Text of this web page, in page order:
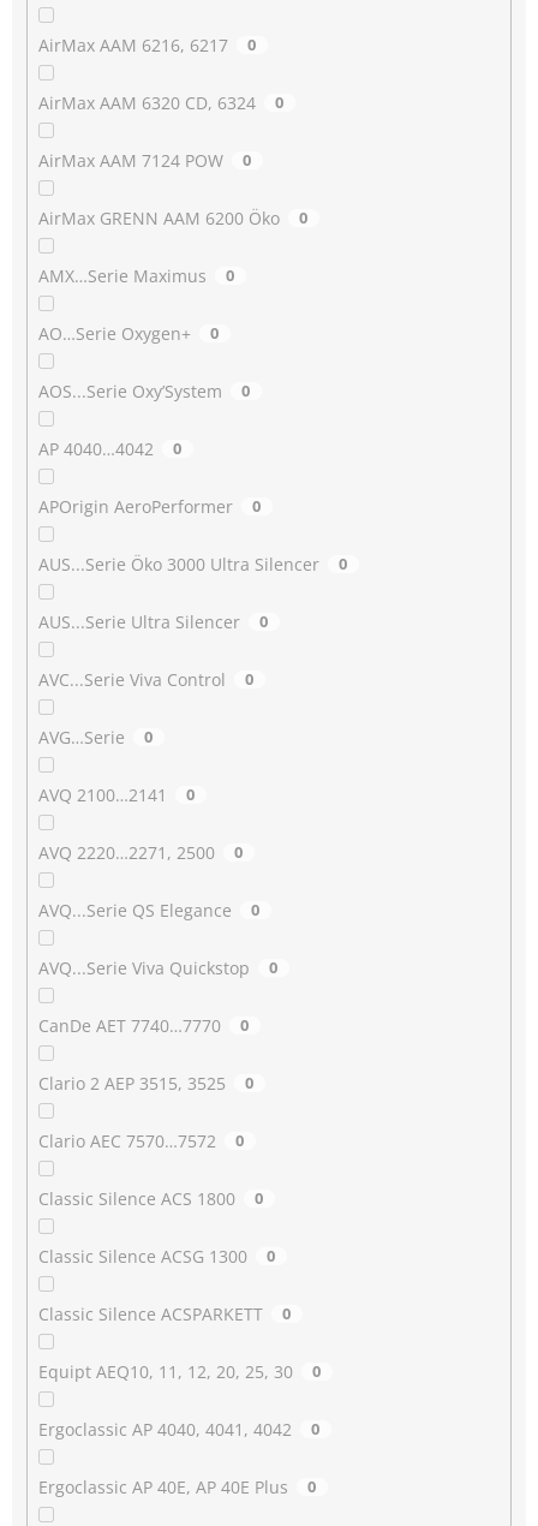
AirMax AAM 6216, 6217 0
AirMax AAM 6320 CD, 6324 0
AirMax AAM 7124 POW 0
AirMax GRENN AAM 6200 Öko 0
AMX…Serie Maximus 0
AO…Serie Oxygen+ 0
AOS...Serie Oxy’System 0
AP 4040…4042 0
APOrigin AeroPerformer 0
AUS...Serie Öko 3000 Ultra Silencer 0
AUS...Serie Ultra Silencer 0
AVC...Serie Viva Control 0
AVG…Serie 0
AVQ 2100…2141 0
AVQ 2220…2271, 2500 0
AVQ...Serie QS Elegance 0
AVQ...Serie Viva Quickstop 0
CanDe AET 7740…7770 0
Clario 2 AEP 3515, 3525 0
Clario AEC 7570…7572 0
Classic Silence ACS 1800 0
Classic Silence ACSG 1300 0
Classic Silence ACSPARKETT 0
Equipt AEQ10, 11, 12, 20, 25, 30 0
Ergoclassic AP 4040, 4041, 4042 0
Ergoclassic AP 40E, AP 40E Plus 0